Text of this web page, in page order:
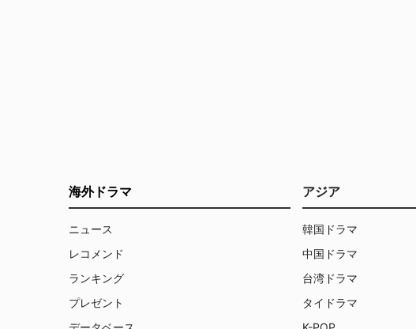
海外ドラマ
ニュース
レコメンド
ランキング
プレゼント
アジア
韓国ドラマ
中国ドラマ
台湾ドラマ
タイドラマ